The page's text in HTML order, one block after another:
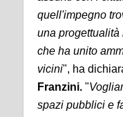
quell'impegno
una progettualità
che ha unito
vicini", ha
Franzini. "
spazi pubblici e